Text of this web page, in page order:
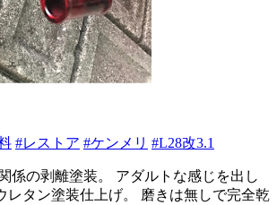
#レストア #ケンメリ #L28改3.1
係の剥離塗装。 アダルトな感じを出し
レタン塗装仕上げ。 磨きは無しで完全乾